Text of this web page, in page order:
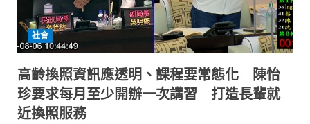
社會
高齡換照資訊應透明、課程要常態化 陳怡
珍要求每月至少開辦一次講習 打造長輩就
近換照服務